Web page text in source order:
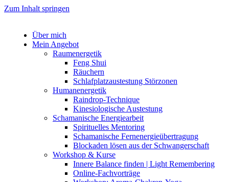
Zum Inhalt springen
Über mich
Mein Angebot
Raumenergetik
Feng Shui
Räuchern
Schlafplatzaustestung Störzonen
Humanenergetik
Raindrop-Technique
Kinesiologische Austestung
Schamanische Energiearbeit
Spirituelles Mentoring
Schamanische Fernenergieübertragung
Blockaden lösen aus der Schwangerschaft
Workshop & Kurse
Innere Balance finden | Light Remembering
Online-Fachvorträge